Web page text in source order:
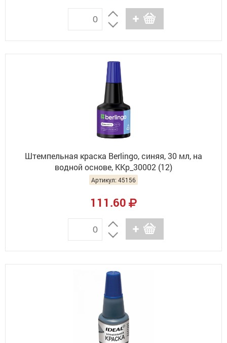
Штемпельная краска Berlingo, синяя, 30 мл, на
водной основе, KKp_30002 (12)
Артикул: 45156
111.60